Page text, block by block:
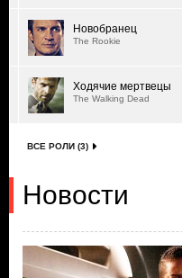
Новобранец
The Rookie
Ходячие мертвецы
The Walking Dead
ВСЕ РОЛИ (3)
Новости